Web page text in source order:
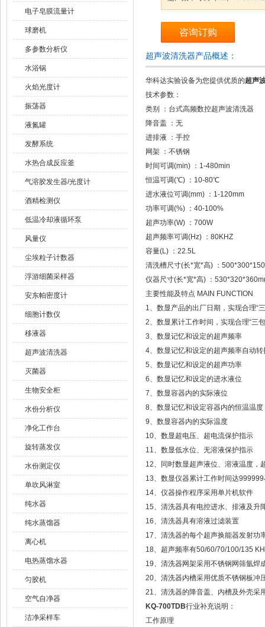
电子皂膜流量计
球磨机
多参数分析仪
水浴锅
火焰光度计
振荡器
液氮罐
发酵系统
水热合成反应釜
气溶胶发生器/光度计
酒精检测仪
低温冷却液循环泵
风量仪
尘埃粒子计数器
浮游细菌采样器
安东帕密度计
细胞计数仪
移液器
超声波清洗器
灭菌器
生物安全柜
水份分析仪
净化工作台
旋转蒸发仪
水份测定仪
单吹风淋室
纯水器
纯水蒸馏器
离心机
电热蒸馏水器
匀胶机
空气自净器
洁净采样车
咨询订购
超声波清洗器产品概述：
华科达实验设备为您提供优质的超声
技术参数：
类别 ：台式高频数控超声波清洗器
降音盖 ：无
进排液 ：手控
网架 ：不锈钢
时间可调(min) ：1-480min
恒温可调(℃) ：10-80℃
进水液位可调(mm) ：1-120mm
功率可调(%) ：40-100%
超声功率(W) ：700W
超声频率可调(Hz) ：80KHZ
容量(L) ：22.5L
清洗槽尺寸(长*宽*高) ：
仪器尺寸(长*宽*高) ：
主要性能及特点 MAIN FUNCTION
1、数显产品的出厂日期，实现合理“
2、数显累计工作时间，实现合理“三
3、数显记忆和设定的超声频率
4、数显记忆和设定的超声频率自动转
5、数显记忆和设定的超声功率
6、数显记忆和设定的进水液位
7、数显容器内的实际液位
8、数显记忆和设定容器内的恒温温度
9、数显容器内的实际温度
10、数显超电压、超电流保护指示
11、数显低水位、无溶液保护指示
12、同时数显超声液位、溶液温度，
13、数显仪器累计工作时间达999999
14、仪器操作程序采用单片机软件
15、清洗器具有电控进水、排液及升
16、清洗器具有溶液过滤装置
17、清洗器的每个超声换能器发射功
18、超声频率有50/60/70/100/135
19、清洗器网架采用不锈钢网筛氩焊
20、清洗器内槽采用优质不锈钢板冲
21、清洗器的降音盖、内槽及外壳采
KQ-700TDB行业补充说明：
工作原理